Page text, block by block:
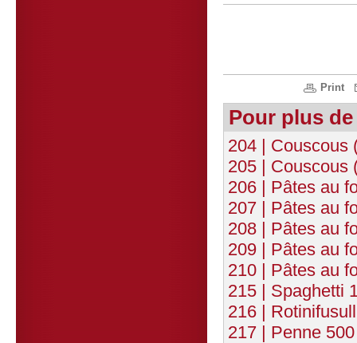
Print
Pour plus
204 | Couscous
205 | Couscous
206 | Pâtes au
207 | Pâtes au
208 | Pâtes au
209 | Pâtes au
210 | Pâtes au
215 | Spaghetti
216 |
217 | Penne